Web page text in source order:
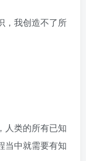
，我创造不了所
人类的所有已知
当中就需要有知